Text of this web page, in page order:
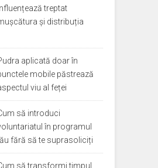
treptat
și distribuția
aplicată doar în
mobile păstrează
viu al feței
să introduci
în programul
fără să te suprasoliciți
să transformi timpul